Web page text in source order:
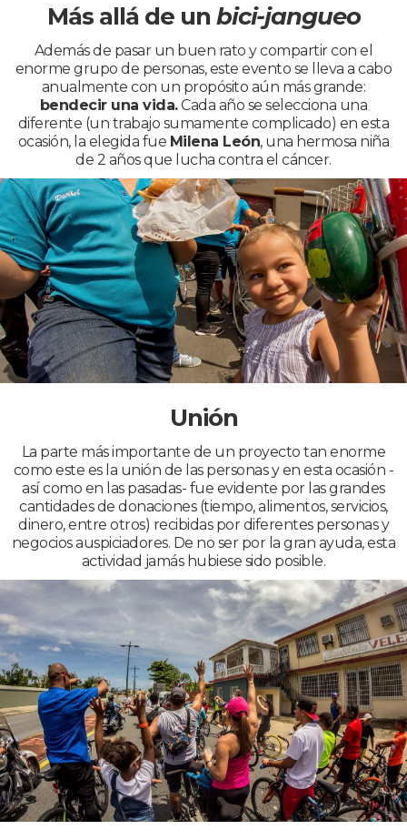
Más allá de un bici-jangueo
Además de pasar un buen rato y compartir con el
enorme grupo de personas, este evento se lleva a cabo
anualmente con un propósito aún más grande:
bendecir una vida.Cada año se selecciona una
diferente (un trabajo sumamente complicado) en esta
ocasión, la elegida fue Milena León, una hermosa niña
de 2 años que lucha contra el cáncer.
Unión
La parte más importante de un proyecto tan enorme
como este es la unión de las personas y en esta ocasión -
así como en las pasadas- fue evidente por las grandes
cantidades de donaciones (tiempo, alimentos, servicios,
dinero, entre otros) recibidas por diferentes personas y
negocios auspiciadores. De no ser por la gran ayuda, esta
actividad jamás hubiese sido posible.